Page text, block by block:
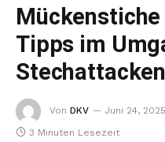
Tipps im
Stechattacken
Von DKV Juni 24, 2025
3 Minuten Lesezeit